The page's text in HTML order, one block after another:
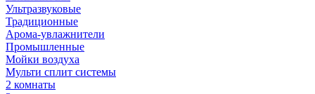
Ультразвуковые
Традиционные
Арома-увлажнители
Промышленные
Мойки воздуха
Мульти сплит системы
2 комнаты